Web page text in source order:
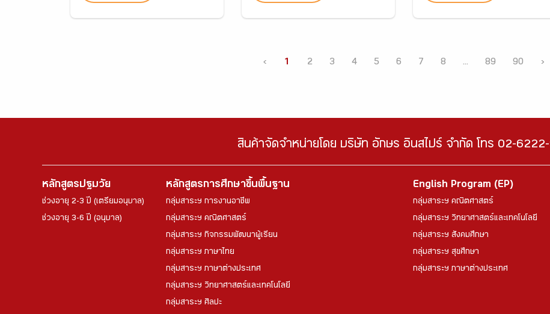
‹ 1 2 3 4 5 6 7 8 ... 89 90 ›
สินค้าจัดจำหน่ายโดย บริษัท อักษร อินสไปร์ จำกัด โทร 02-
หลักสูตรปฐมวัย
ช่วงอายุ 2-3 ปี (เตรียมอนุบาล)
ช่วงอายุ 3-6 ปี (อนุบาล)
หลักสูตรการศึกษาขึ้นพื้นฐาน
กลุ่มสาระฯ การงานอาชีพ
กลุ่มสาระฯ คณิตศาสตร์
กลุ่มสาระฯ กิจกรรมพัฒนาผู้เรียน
กลุ่มสาระฯ ภาษาไทย
กลุ่มสาระฯ ภาษาต่างประเทศ
กลุ่มสาระฯ วิทยาศาสตร์และเทคโนโลยี
กลุ่มสาระฯ ศิลปะ
English Program (EP)
กลุ่มสาระฯ คณิตศาสตร์
กลุ่มสาระฯ วิทยาศาสตร์และเทคโนโลยี
กลุ่มสาระฯ สังคมศึกษา
กลุ่มสาระฯ สุขศึกษา
กลุ่มสาระฯ ภาษาต่างประเทศ